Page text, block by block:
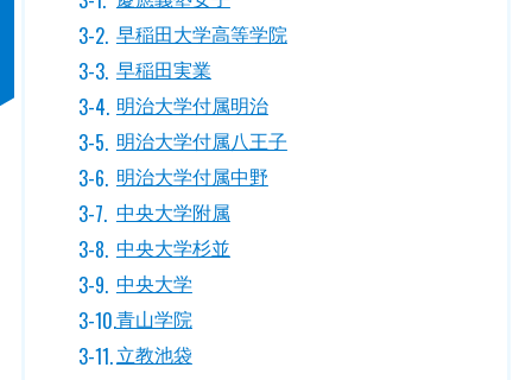
早稲田大学高等学院
早稲田実業
明治大学付属明治
明治大学付属八王子
明治大学付属中野
中央大学附属
中央大学杉並
中央大学
青山学院
立教池袋